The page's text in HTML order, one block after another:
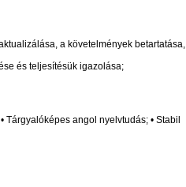
a követelmények betartatása,
és teljesítésük igazolása;
angol nyelvtudás; • Stabil